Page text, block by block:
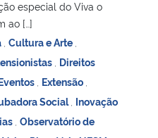
especial do Viva o
ao […]
Cultura e Arte
Direitos
Extensão
Social
Inovação
Observatório de